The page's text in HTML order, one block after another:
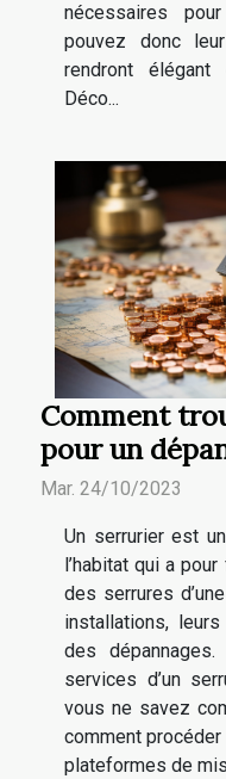
nécessaires
pouvez donc
rendront
Déco...
Comment
pour un
Mar. 24/10/2023
Un serrurier est
l’habitat qui a
des serrures
installations,
des
services d’un
vous ne savez
comment
plateformes de